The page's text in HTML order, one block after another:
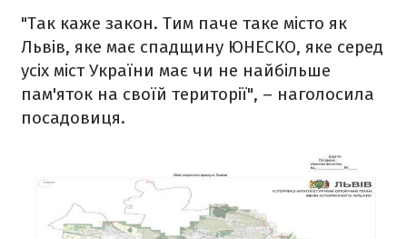
"Так каже закон. Тим паче таке місто як
Львів, яке має спадщину ЮНЕСКО, яке серед
усіх міст України має чи не найбільше
пам'яток на своїй території", – наголосила
посадовиця.